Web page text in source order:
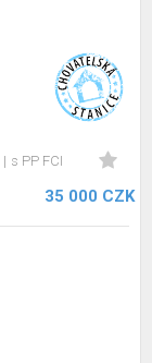
s PP FCI
35 000 CZK